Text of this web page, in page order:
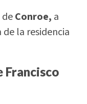
Conroe, a
la residencia
Francisco